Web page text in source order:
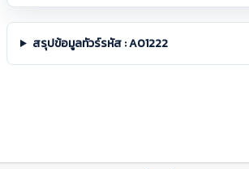
สรุปข้อมูลทัวร์รหัส : A01222